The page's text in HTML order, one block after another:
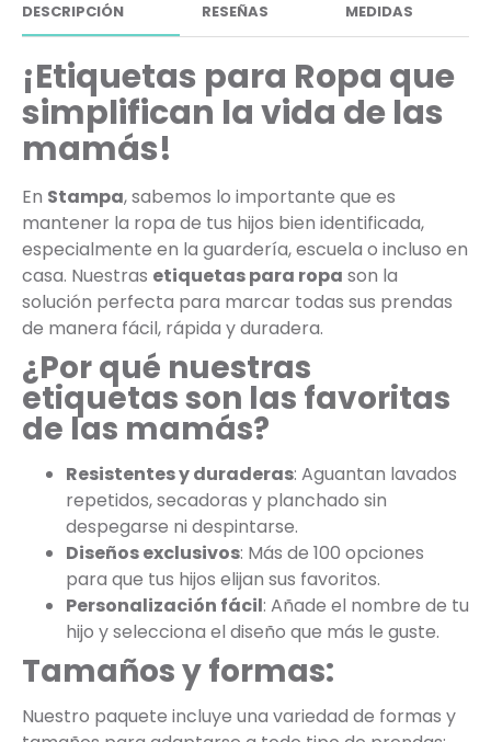
DESCRIPCIÓN RESEÑAS MEDIDAS
¡Etiquetas para Ropa que
simplifican la vida de las
mamás!
En Stampa, sabemos lo importante que es
mantener la ropa de tus hijos bien identificada,
especialmente en la guardería, escuela o incluso en
casa. Nuestras etiquetas para ropa son la
solución perfecta para marcar todas sus prendas
de manera fácil, rápida y duradera.
¿Por qué nuestras
etiquetas son las favoritas
de las mamás?
Resistentes y duraderas: Aguantan lavados
repetidos, secadoras y planchado sin
despegarse ni despintarse.
Diseños exclusivos: Más de 100 opciones
para que tus hijos elijan sus favoritos.
Personalización fácil: Añade el nombre de tu
hijo y selecciona el diseño que más le guste.
Tamaños y formas:
Nuestro paquete incluye una variedad de formas y